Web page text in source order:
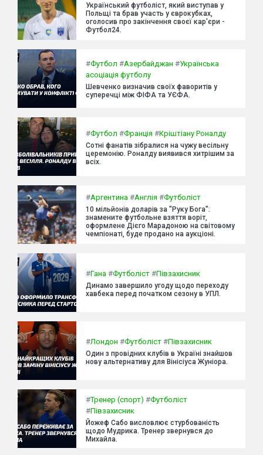
Український футболіст, який виступав у
Польщі та брав участь у єврокубках,
оголосив про закінчення своєї кар'єри -
Футбол24.
#Футбол #Азербайджан #Українська
асоціація футболу
Шевченко визначив своїх фаворитів у
суперечці між ФІФА та УЄФА.
#Футбол #Франція #Кріштіану Роналду
Сотні фанатів зібралися на чужу весільну
церемонію. Роналду виявився хитрішим за
всіх.
#Аргентина #Англія #Футболіст
10 мільйонів доларів за "Руку Бога":
знамените футбольне взяття воріт,
оформлене Дієго Марадоною на світовому
чемпіонаті, буде продано на аукціоні.
#Гана #Футболіст #Півзахисник
Динамо завершило угоду щодо переходу
хавбека перед початком сезону в УПЛ.
#Лондон #Футболіст #Півзахисник
Один з провідних клубів в Україні знайшов
нову альтернативу для Вінісіуса Жуніора.
#Тренер (спорт) #Футболіст
#Півзахисник
Йожеф Сабо висловлює стурбованість
щодо Мудрика. Тренер звернувся до
Михайла.